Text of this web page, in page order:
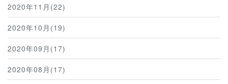
2020年11月(22)
2020年10月(19)
2020年09月(17)
2020年08月(17)